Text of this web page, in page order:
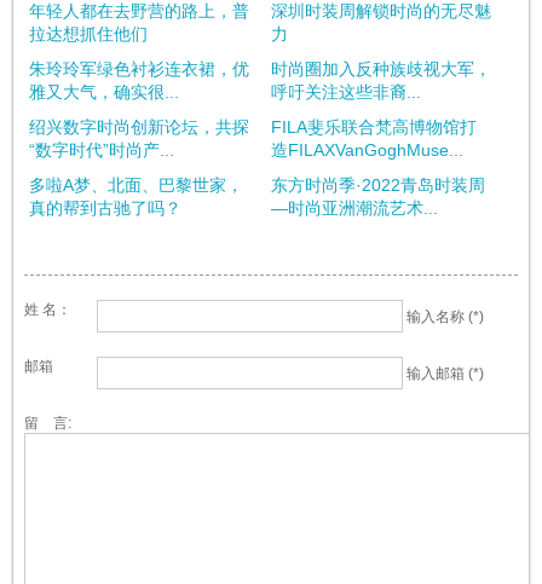
年轻人都在去野营的路上，普
拉达想抓住他们
深圳时装周解锁时尚的无尽魅
力
朱玲玲军绿色衬衫连衣裙，优
雅又大气，确实很...
时尚圈加入反种族歧视大军，
呼吁关注这些非裔...
绍兴数字时尚创新论坛，共探
“数字时代”时尚产...
FILA斐乐联合梵高博物馆打
造FILAXVanGoghMuse...
多啦A梦、北面、巴黎世家，
真的帮到古驰了吗？
东方时尚季·2022青岛时装周
—时尚亚洲潮流艺术...
姓 名： 输入名称 (*)
邮箱 输入邮箱 (*)
留 言: